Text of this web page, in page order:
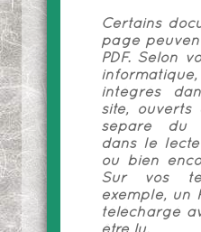
Certains
page
PDF. Selon
intégrés
site, ouverts
séparé du
dans le
ou bien
Sur vos
exemple, un
téléchargé